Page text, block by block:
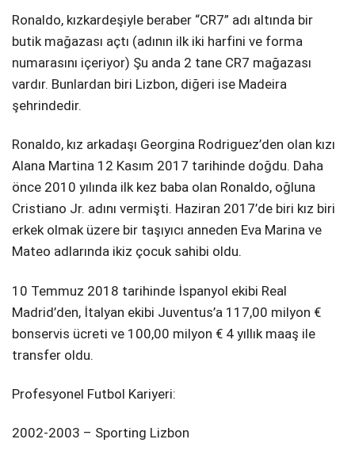
Ronaldo, kızkardeşiyle beraber “CR7” adı altında bir
butik mağazası açtı (adının ilk iki harfini ve forma
numarasını içeriyor) Şu anda 2 tane CR7 mağazası
vardır. Bunlardan biri Lizbon, diğeri ise Madeira
şehrindedir.
Ronaldo, kız arkadaşı Georgina Rodriguez’den olan kızı
Alana Martina 12 Kasım 2017 tarihinde doğdu. Daha
önce 2010 yılında ilk kez baba olan Ronaldo, oğluna
Cristiano Jr. adını vermişti. Haziran 2017’de biri kız biri
erkek olmak üzere bir taşıyıcı anneden Eva Marina ve
Mateo adlarında ikiz çocuk sahibi oldu.
10 Temmuz 2018 tarihinde İspanyol ekibi Real
Madrid’den, İtalyan ekibi Juventus’a 117,00 milyon €
bonservis ücreti ve 100,00 milyon € 4 yıllık maaş ile
transfer oldu.
Profesyonel Futbol Kariyeri:
2002-2003 – Sporting Lizbon